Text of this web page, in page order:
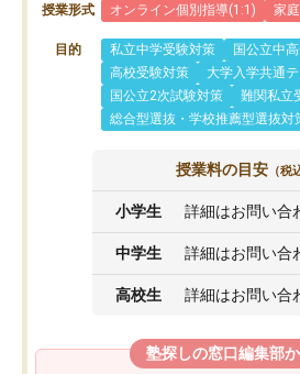
授業形式 オンライン個別指導(1:1) 家
目的 私立中学受験対策
国公立中
高校受験対策
大学入学共通
国公立2次試験対策
難関私立
総合型選抜・学校推薦型選抜対
授業料の目安 （税
小学生 詳細はお問い合
中学生 詳細はお問い合
高校生 詳細はお問い合
塾探しの窓口編集部